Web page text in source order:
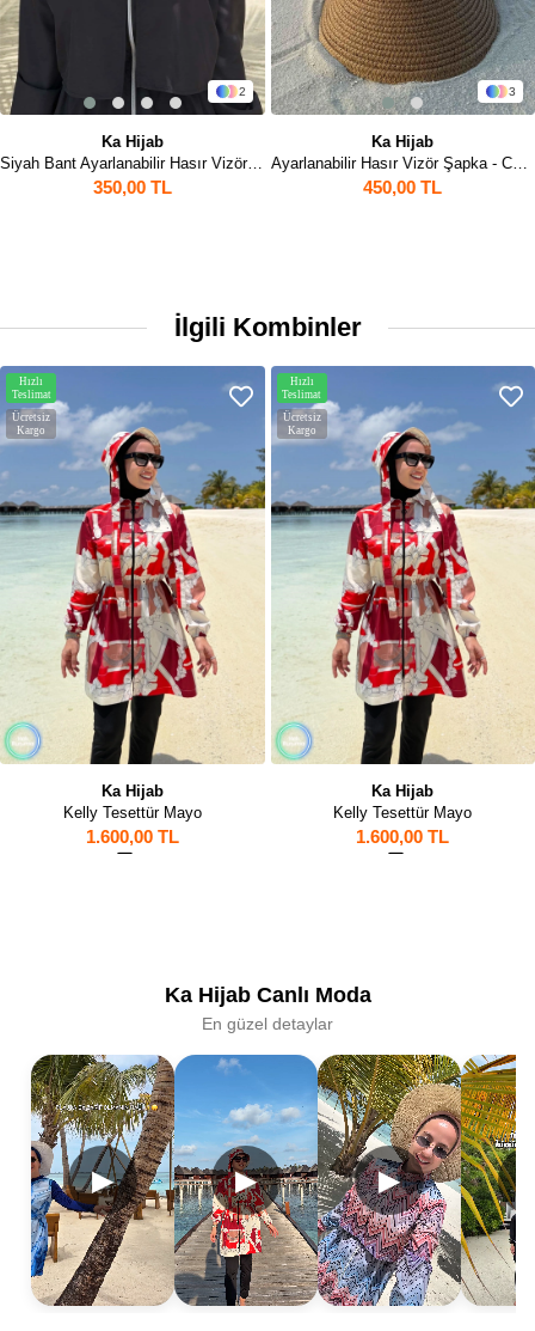
2
Ka Hijab
Siyah Bant Ayarlanabilir Hasır Vizör Şapka - Bej
350,00 TL
3
Ka Hijab
Ayarlanabilir Hasır Vizör Şapka - Camel
450,00 TL
İlgili Kombinler
Ka Hijab
Kelly Tesettür Mayo
1.600,00 TL
Ücretsiz
Kargo
Hızlı
Teslimat
Ka Hijab
Kelly Tesettür Mayo
1.600,00 TL
Ücretsiz
Kargo
Hızlı
Teslimat
Ka Hijab Canlı Moda
En güzel detaylar
▶ ▶ ▶